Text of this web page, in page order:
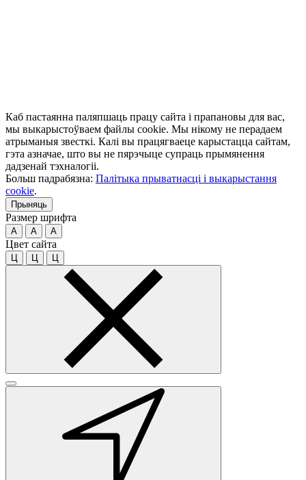
Каб пастаянна паляпшаць працу сайта і прапановы для вас,
мы выкарыстоўваем файлы cookie. Мы нікому не перадаем
атрыманыя звесткі. Калі вы працягваеце карыстацца сайтам,
гэта азначае, што вы не пярэчыце супраць прымянення
дадзенай тэхналогіі.
Больш падрабязна: Палітыка прыватнасці і выкарыстання
cookie.
Прыняць
Размер шрифта
A A A
Цвет сайта
Ц Ц Ц